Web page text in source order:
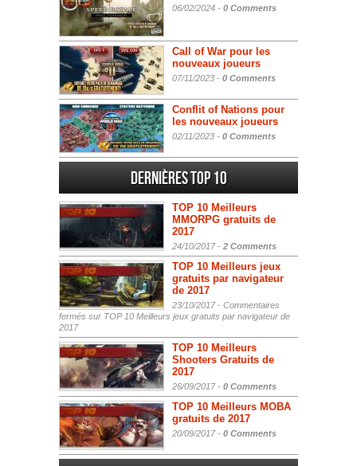
06/02/2024 - 0 Comments
Call of War pour les
nouveaux joueurs
07/11/2023 - 0 Comments
Conflit of Nations pour
les nouveaux joueurs
02/11/2023 - 0 Comments
Dernières Top 10
TOP 10 Meilleurs
MMORPG gratuits de
2017
24/10/2017 - 2 Comments
TOP 10 Meilleurs jeux
gratuits par navigateur
de 2017
23/10/2017 - Commentaires
fermés sur TOP 10 Meilleurs jeux gratuits par navigateur de
2017
TOP 10 Meilleurs
Shooters Gratuits de
2017
26/09/2017 - 0 Comments
TOP 10 Meilleurs MOBA
gratuits de 2017
20/09/2017 - 0 Comments